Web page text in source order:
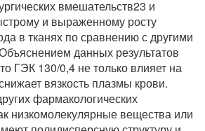
вмешательств23 и
и выраженному росту
в тканях по сравнению с другими
данных результатов
ГЭК 130/0,4 не только влияет на
вязкость плазмы крови.
фармакологических
низкомолекулярные вещества или